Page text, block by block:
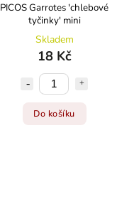
PICOS Garrotes 'chlebové
tyčinky' mini
Skladem
18 Kč
Do košíku